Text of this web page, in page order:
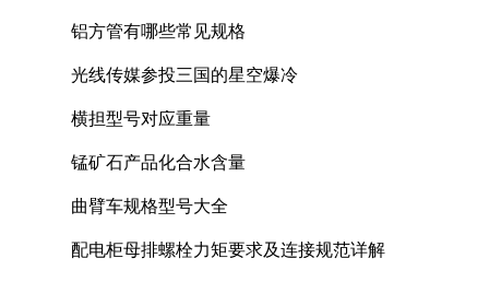
铝方管有哪些常见规格
光线传媒参投三国的星空爆冷
横担型号对应重量
锰矿石产品化合水含量
曲臂车规格型号大全
配电柜母排螺栓力矩要求及连接规范详解